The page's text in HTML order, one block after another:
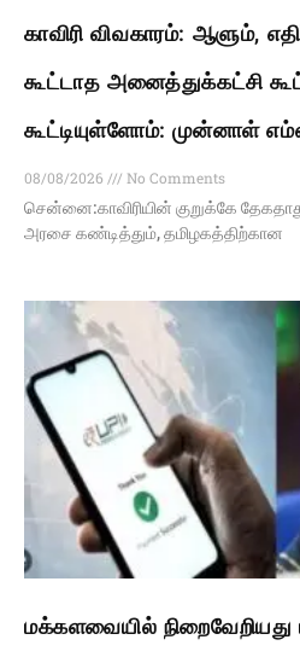
காவிரி விவகாரம்: ஆளும்,
கூட்டாத அனைத்துக்கட்சி
கூட்டியுள்ளோம்: முன்னாள்
08/08/2026
No Comments
சென்னை:காவிரியின் குறுக்கே
அரசை கண்டித்தும், தமிழகத்திற்கான
மக்களவையில் நிறைவேறியது